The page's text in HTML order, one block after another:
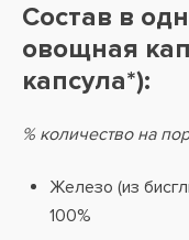
Состав в
овощная
капсула*):
% количество на
Железо (из
100%